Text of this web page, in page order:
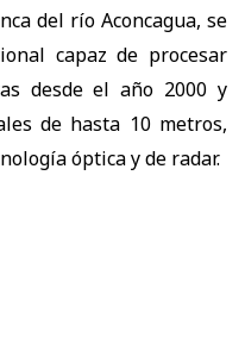
del río Aconcagua, se
capaz de procesar
desde el año 2000 y
de hasta 10 metros,
óptica y de radar.